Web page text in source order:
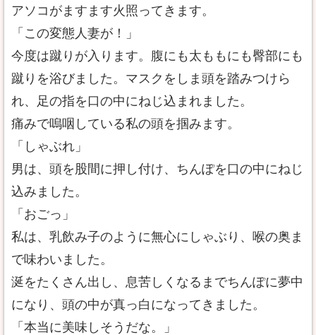
アソコがますます火照ってきます。
「この変態人妻が！」
今度は蹴りが入ります。腹にも太ももにも臀部にも
蹴りを浴びました。マスクをしま頭を踏みつけら
れ、足の指を口の中にねじ込まれました。
痛みで嗚咽している私の頭を掴みます。
「しゃぶれ」
男は、頭を股間に押し付け、ちんぽを口の中にねじ
込みました。
「おごっ」
私は、乳飲み子のように無心にしゃぶり、喉の奥ま
で味わいました。
涎をたくさん出し、息苦しくなるまでちんぽに夢中
になり、頭の中が真っ白になってきました。
「本当に美味しそうだな。」